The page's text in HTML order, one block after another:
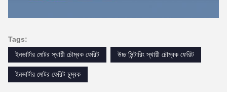
Tags:
ইনভার্টার মোটর স্থায়ী চৌম্বক ফেরিট
উচ্চ সিন্টারিং স্থায়ী চৌম্বক ফেরিট
ইনভার্টার মোটর ফেরিট চুম্বক